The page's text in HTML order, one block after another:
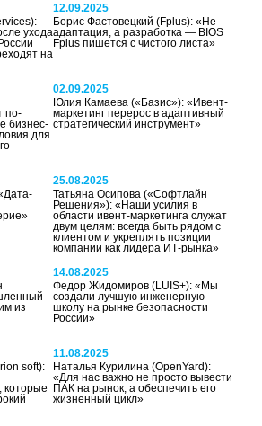
ухода
на
12.09.2025
Борис Фастовецкий (Fplus): «Не
адаптация, а разработка — BIOS
Fplus пишется с чистого листа»
по-
бизнес-
для
02.09.2025
Юлия Камаева («Базис»): «Ивент-
маркетинг перерос в адаптивный
стратегический инструмент»
25.08.2025
Татьяна Осипова («Софтлайн
Решения»): «Наши усилия в
области ивент-маркетинга служат
двум целям: всегда быть рядом с
клиентом и укреплять позиции
компании как лидера ИТ-рынка»
из
14.08.2025
Федор Жидомиров (LUIS+): «Мы
создали лучшую инженерную
школу на рынке безопасности
России»
soft):
которые
11.08.2025
Наталья Курилина (OpenYard):
«Для нас важно не просто вывести
ПАК на рынок, а обеспечить его
жизненный цикл»